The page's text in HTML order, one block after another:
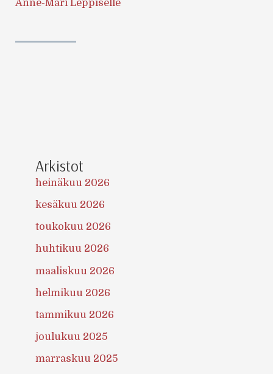
Anne-Mari Leppiselle
Arkistot
heinäkuu 2026
kesäkuu 2026
toukokuu 2026
huhtikuu 2026
maaliskuu 2026
helmikuu 2026
tammikuu 2026
joulukuu 2025
marraskuu 2025